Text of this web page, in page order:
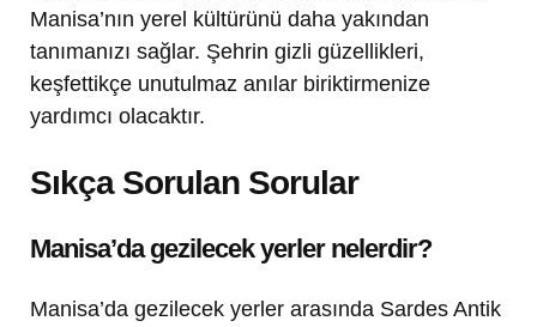
Manisa’nın yerel kültürünü daha yakından
tanımanızı sağlar. Şehrin gizli güzellikleri,
keşfettikçe unutulmaz anılar biriktirmenize
yardımcı olacaktır.
Sıkça Sorulan Sorular
Manisa’da gezilecek yerler nelerdir?
Manisa’da gezilecek yerler arasında Sardes Antik